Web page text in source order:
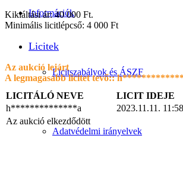
Információk
Licitszabályok és ÁSZF
Adatvédelmi irányelvek
Kikiáltási ár: 40 000 Ft.
Minimális licitlépcső: 4 000 Ft
Licitek
Az aukció lejárt
A legmagasabb licitet tevő::
LICITÁLÓ NEVE
LICIT IDEJE
h**************a
2023.11.11. 11:58
Az aukció elkezdődött